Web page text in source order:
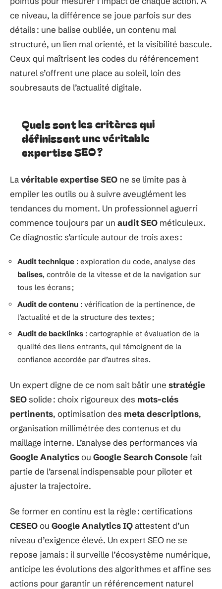
ce niveau, la différence se joue parfois sur des
détails : une balise oubliée, un contenu mal
structuré, un lien mal orienté, et la visibilité bascule.
Ceux qui maîtrisent les codes du référencement
naturel s’offrent une place au soleil, loin des
soubresauts de l’actualité digitale.
Quels sont les critères qui
définissent une véritable
expertise SEO ?
Lavéritable expertise SEO ne se limite pas à
empiler les outils ou à suivre aveuglément les
tendances du moment. Un professionnel aguerri
commence toujours par un audit SEO méticuleux.
Ce diagnostic s’articule autour de trois axes :
Audit technique : exploration du code, analyse des
balises, contrôle de la vitesse et de la navigation sur
tous les écrans ;
Audit de contenu : vérification de la pertinence, de
l’actualité et de la structure des textes ;
Audit de backlinks : cartographie et évaluation de la
qualité des liens entrants, qui témoignent de la
confiance accordée par d’autres sites.
Un expert digne de ce nom sait bâtir une stratégie
SEOsolide : choix rigoureux des mots-clés
pertinents, optimisation des meta descriptions,
organisation millimétrée des contenus et du
maillage interne. L’analyse des performances via
Google Analyticsou Google Search Consolefait
partie de l’arsenal indispensable pour piloter et
ajuster la trajectoire.
Se former en continu est la règle : certifications
CESEOou Google Analytics IQattestent d’un
niveau d’exigence élevé. Un expert SEO ne se
repose jamais : il surveille l’écosystème numérique,
anticipe les évolutions des algorithmes et affine ses
actions pour garantir un référencement naturel